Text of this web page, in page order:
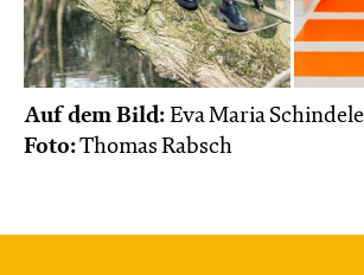
Relaxed Performance
Auf dem Bild: Eva Maria Schindele
Foto:Thomas Rabsch